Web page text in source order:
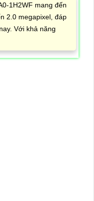
1H2WF mang đến
2.0 megapixel, đáp
Với khả năng